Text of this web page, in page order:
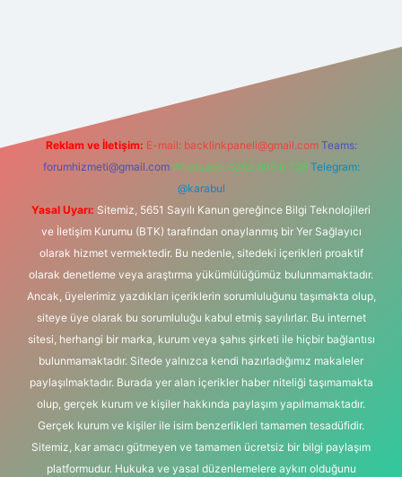
Reklam ve İletişim: E-mail: backlinkpaneli@gmail.com Teams:
forumhizmeti@gmail.com Whatsapp: 0262 606 0 726 Telegram:
@karabul
Yasal Uyarı: Sitemiz, 5651 Sayılı Kanun gereğince Bilgi Teknolojileri
ve İletişim Kurumu (BTK) tarafından onaylanmış bir Yer Sağlayıcı
olarak hizmet vermektedir. Bu nedenle, sitedeki içerikleri proaktif
olarak denetleme veya araştırma yükümlülüğümüz bulunmamaktadır.
Ancak, üyelerimiz yazdıkları içeriklerin sorumluluğunu taşımakta olup,
siteye üye olarak bu sorumluluğu kabul etmiş sayılırlar. Bu internet
sitesi, herhangi bir marka, kurum veya şahıs şirketi ile hiçbir bağlantısı
bulunmamaktadır. Sitede yalnızca kendi hazırladığımız makaleler
paylaşılmaktadır. Burada yer alan içerikler haber niteliği taşımamakta
olup, gerçek kurum ve kişiler hakkında paylaşım yapılmamaktadır.
Gerçek kurum ve kişiler ile isim benzerlikleri tamamen tesadüfidir.
Sitemiz, kar amacı gütmeyen ve tamamen ücretsiz bir bilgi paylaşım
platformudur. Hukuka ve yasal düzenlemelere aykırı olduğunu